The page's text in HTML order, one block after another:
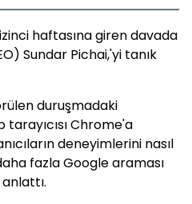
haftasına giren davada
Sundar Pichai,'yi tanık
duruşmadaki
tarayıcısı Chrome'a
deneyimlerini nasıl
fazla Google araması